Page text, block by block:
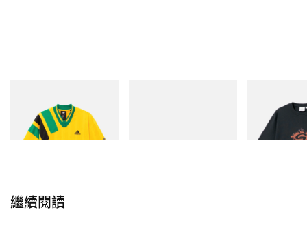
FLAINE VEIN
Leather
Adidas Originals X Brain
Dead Disney Football Jersey
立即購入
Flame Tee
立即購入
繼續閱讀